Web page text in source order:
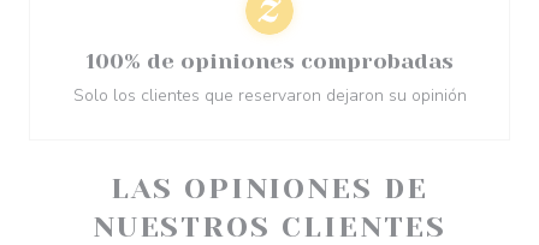
LAS OPINIONES DE
NUESTROS CLIENTES
100% de opiniones comprobadas
Solo los clientes que reservaron dejaron su opinión